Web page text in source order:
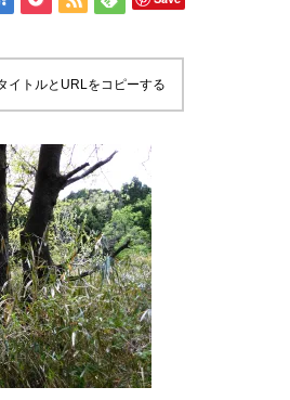
イトルとURLをコピーする